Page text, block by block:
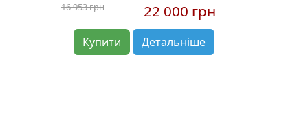
16 953 грн 22 000 грн
Купити Детальніше